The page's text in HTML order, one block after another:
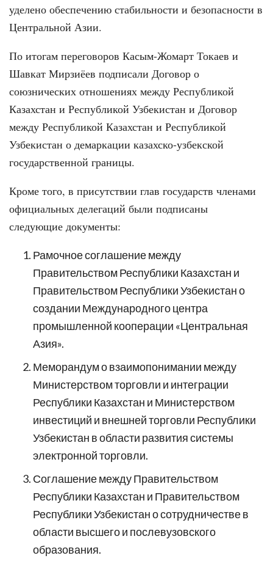
уделено обеспечению стабильности и безопасности в
Центральной Азии.
По итогам переговоров Касым-Жомарт Токаев и
Шавкат Мирзиёев подписали Договор о
союзнических отношениях между Республикой
Казахстан и Республикой Узбекистан и Договор
между Республикой Казахстан и Республикой
Узбекистан о демаркации казахско-узбекской
государственной границы.
Кроме того, в присутствии глав государств членами
официальных делегаций были подписаны
следующие документы:
Рамочное соглашение между
Правительством Республики Казахстан и
Правительством Республики Узбекистан о
создании Международного центра
промышленной кооперации «Центральная
Азия».
Меморандум о взаимопонимании между
Министерством торговли и интеграции
Республики Казахстан и Министерством
инвестиций и внешней торговли Республики
Узбекистан в области развития системы
электронной торговли.
Соглашение между Правительством
Республики Казахстан и Правительством
Республики Узбекистан о сотрудничестве в
области высшего и послевузовского
образования.